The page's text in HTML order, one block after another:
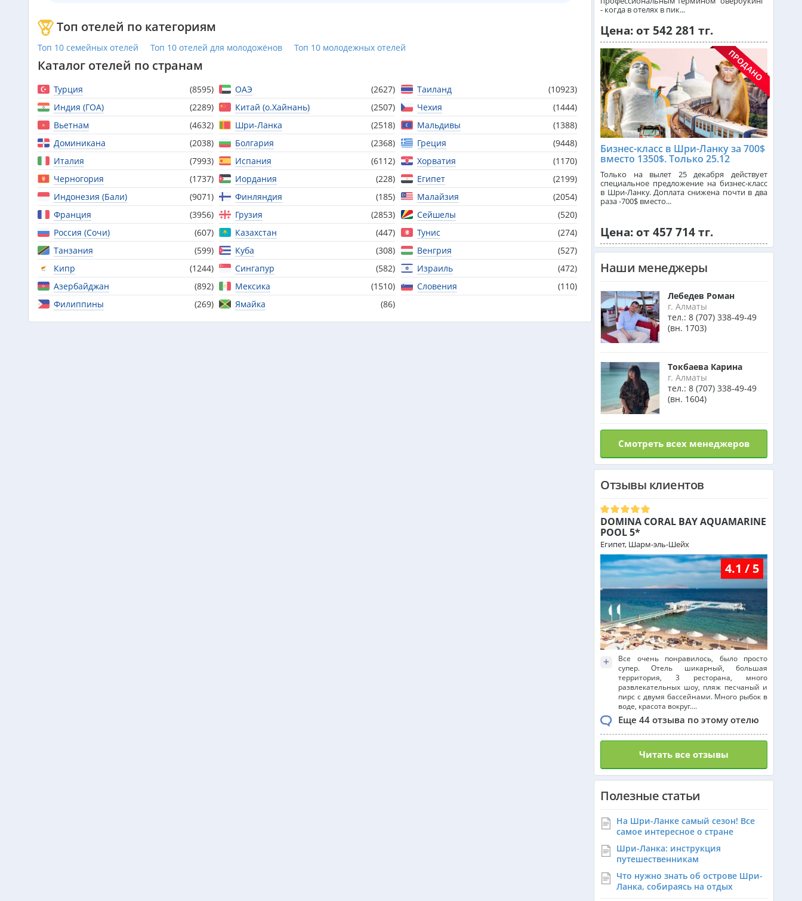
Топ отелей по категориям
Топ 10 семейных отелей Топ 10 отелей для молодожёнов Топ 10 молодежных отелей
Каталог отелей по странам
Турция (8595) ОАЭ (2627) Таиланд
(10923)
Индия (ГОА)
(2289) Китай (о.Хайнань) (2507) Чехия
(1444)
Вьетнам
(4632) Шри-Ланка (2518) Мальдивы
(1388)
Доминикана
(2038) Болгария (2368) Греция
(9448)
Италия
(7993) Испания (6112) Хорватия
(1170)
Черногория
(1737) Иордания (228) Египет
(2199)
Индонезия (Бали)
(9071) Финляндия (185) Малайзия
(2054)
Франция
(3956) Грузия (2853) Сейшелы
(520)
Россия (Сочи)
(607) Казахстан (447) Тунис
(274)
Танзания
(599) Куба (308) Венгрия
(527)
Кипр
(1244) Сингапур (582) Израиль
(472)
Азербайджан
(892) Мексика (1510) Словения
(110)
Филиппины
(269) Ямайка (86)
Болгария из Алматы
Финляндия из Алматы
Сингапур из Алматы
Танзания из Алматы
Венгрия из Алматы
Азербайджан из Алматы
Оман из Алматы
- когда в отелях в пик...
Цена: от 542 281 тг.
Бизнес-класс в Шри-Ланку за 700$
вместо 1350$. Только 25.12
Только на вылет 25 декабря действует
специальное предложение на бизнес-класс
в Шри-Ланку. Доплата снижена почти в два
раза -700$ вместо...
Цена: от 457 714 тг.
Наши менеджеры
Лебедев Роман
г. Алматы
тел.: 8 (707) 338-49-49
(вн. 1703)
Токбаева Карина
г. Алматы
тел.: 8 (707) 338-49-49
(вн. 1604)
Смотреть всех менеджеров
Отзывы клиентов
DOMINA CORAL BAY AQUAMARINE
POOL 5*
Египет, Шарм-эль-Шейх
4.1 / 5
+
Все очень понравилось, было просто
супер. Отель шикарный, большая
территория, 3 ресторана, много
развлекательных шоу, пляж песчаный и
пирс с двумя бассейнами. Много рыбок в
воде, красота вокруг....
Еще 44 отзыва по этому отелю
Читать все отзывы
Полезные статьи
На Шри-Ланке самый сезон! Все
самое интересное о стране
Шри-Ланка: инструкция
путешественникам
Что нужно знать об острове Шри-
Ланка, собираясь на отдых